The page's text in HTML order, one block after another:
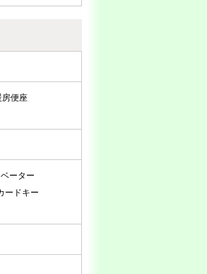
房便座
ーター
ードキー